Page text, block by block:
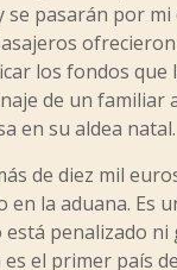
se pasarán por mi
los fondos que
de un familiar
en su aldea natal.
de diez mil
en la aduana. Es
penalizado ni
el primer país